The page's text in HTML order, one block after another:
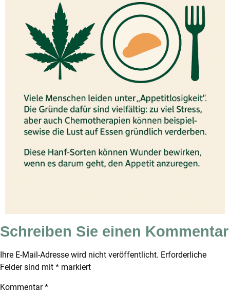
Schreiben Sie einen Kommentar
Ihre E-Mail-Adresse wird nicht veröffentlicht. Erforderliche
Felder sind mit * markiert
Kommentar*